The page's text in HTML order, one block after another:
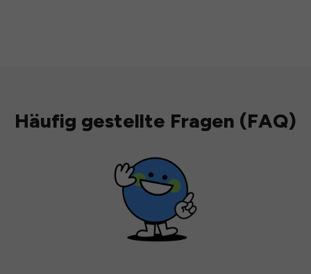
Häufig gestellte Fragen (FAQ)